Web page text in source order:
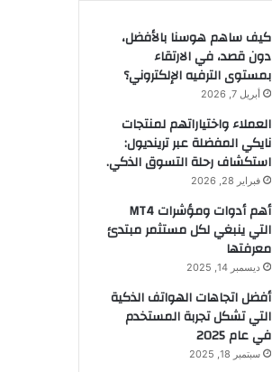
كيف ساهم هوسنا بالأفضل،
دون قصد، في الارتقاء
بمستوى الترفيه الإلكتروني؟
أبريل 7, 2026
العملاء واختياراتهم لمنتجات
نايكي المفضلة عبر ترينديول:
استكشاف رحلة التسوق الذكي.
فبراير 28, 2026
أهم أدوات ومؤشرات MT4
التي ينبغي لكل مستثمر مبتدئ
معرفتها
ديسمبر 14, 2025
أفضل اتجاهات الهواتف الذكية
التي تشكل تجربة المستخدم
في عام 2025
سبتمبر 18, 2025